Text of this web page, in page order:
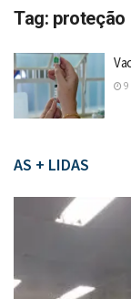
Tag: proteção
9
AS + LIDAS